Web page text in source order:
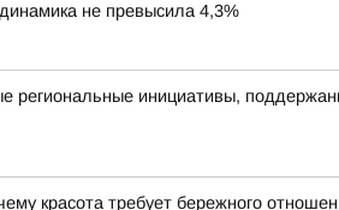
не превысила 4,3%
инициативы,
красота требует бережного